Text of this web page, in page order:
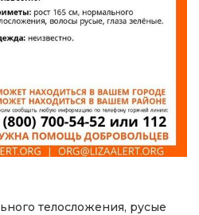
телосложения, русые